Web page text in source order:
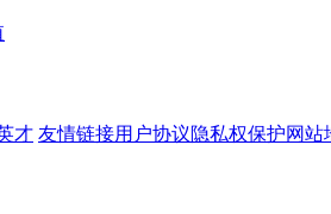
才 友情链接用户协议隐私权保护网站